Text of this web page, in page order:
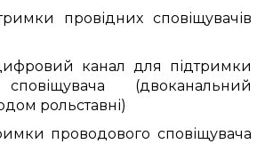
провідних сповіщувачів
канал для підтримки
(двоканальний
рольставні)
проводового сповіщувача